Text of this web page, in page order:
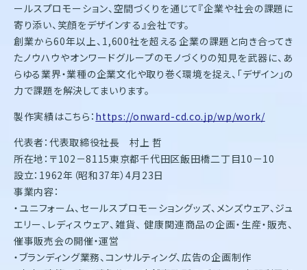
ールスプロモーション、空間づくりを通じて『企業や社会の課題に
寄り添い、笑顔をデザインする』会社です。
創業から60年以上、1,600社を超える企業の課題と向き合ってき
たノウハウやオンワードグループのモノづくりの知見を武器に、あ
らゆる業界・業種の企業文化や取り巻く環境を捉え、「デザイン」の
力で課題を解決してまいります。
製作実績はこちら： https://onward-cd.co.jp/wp/work/
代表者：代表取締役社長 村上 哲
所在地：〒102－8115東京都千代田区飯田橋二丁目10－10
設立：1962年（昭和37年）4月23日
事業内容：
・ユニフォーム、セールスプロモーショングッズ、メンズウェア、ジュ
エリー、レディスウェア、雑貨、 健康関連商品の企画・生産・販売、
催事販売会の開催・運営
・ブランディング業務、コンサルティング、広告の企画制作